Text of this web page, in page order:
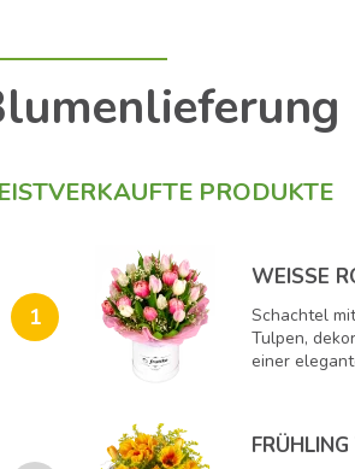
PRODUKTE
1
WEISSE
Schachtel
Tulpen,
einer
FRÜHLING